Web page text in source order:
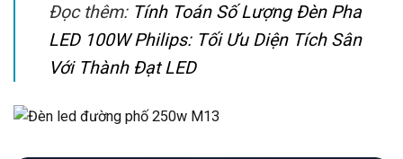
Đọc thêm: Tính Toán Số Lượng Đèn Pha
LED 100W Philips: Tối Ưu Diện Tích Sân
Với Thành Đạt LED